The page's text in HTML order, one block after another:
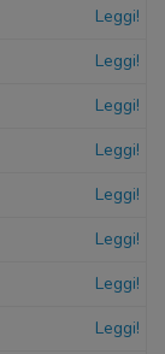
Leggi!
Leggi!
Leggi!
Leggi!
Leggi!
Leggi!
Leggi!
Leggi!